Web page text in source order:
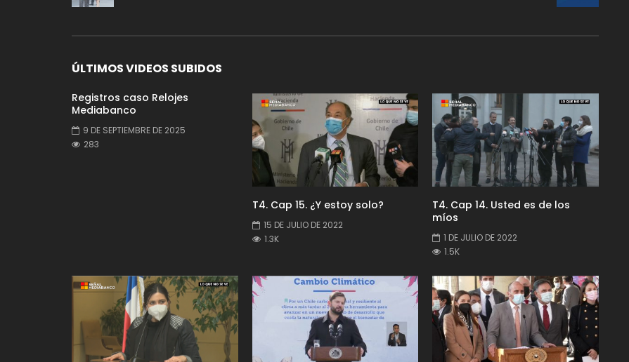
ÚLTIMOS VIDEOS SUBIDOS
Registros caso Relojes
Mediabanco
9 DE SEPTIEMBRE DE 2025
283
T4. Cap 15. ¿Y estoy solo?
15 DE JULIO DE 2022
1.3K
T4. Cap 14. Usted es de los
míos
1 DE JULIO DE 2022
1.5K